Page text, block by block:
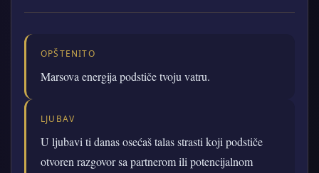
OPŠTENITO
Marsova energija podstiče tvoju vatru.
LJUBAV
U ljubavi ti danas osećaš talas strasti koji podstiče
otvoren razgovor sa partnerom ili potencijalnom